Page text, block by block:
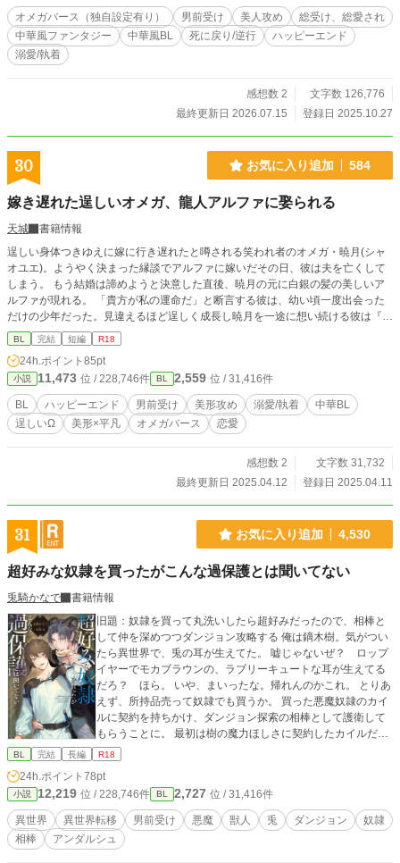
意のうちに殺された紗琰だったが、目を覚ますと即位したばかりの頃へ戻ってい
た。 誰が味方で、誰が敵だったのか。逆行前にはわからなかった真実を知った
紗琰は、自身と大切な人々を守るため、過去と同じ運命をたどらぬことを決意す
る。 同作品はムーンライトノベルズ（https://novel18.syosetu.com/n9749lg/）、
中華後宮風オメガバース。 ※後宮の妃たち（α）×皇帝（Ω）の総受けです。 ※
ハッピーエンド。 ※オメガバースの呼称は、天陽（α）、范君（β）、花紗
（Ω）と世界観に合わせて変更しています。 ※本文中、特に性描写がある場合は
＋、流血描写には＋＋をつけています。 ※閲覧はすべて自己責任でお願いいた
します。
オメガバース（独自設定有り） 男前受け 美人攻め
総受け、総愛され
中華風ファンタジー
中華風BL 死に戻り/逆行
ハッピーエンド
溺愛/執着
感想数 2
文字数 126,776
最終更新日 2026.07.15
登録日 2025.10.27
30 お気に入り追加 584
嫁き遅れた逞しいオメガ、龍人アルファに娶られる
天城
書籍情報
逞しい身体つきゆえに嫁に行き遅れたと噂される笑われ者のオメガ・暁月(シャ
オユエ)。ようやく決まった縁談でアルファに嫁いだその日、彼は夫を亡くして
しまう。 もう結婚は諦めようと決意した直後、暁月の元に白銀の髪の美しいア
ルファが現れる。 「貴方が私の運命だ」と断言する彼は、幼い頃一度出会った
だけの少年だった。見違えるほど逞しく成長し暁月を一途に想い続ける彼は『龍
人』と呼ばれる特別な存在で……。 龍と呼ばれる美しいアルファ【銀髪紅眼・
巨漢】×嫁に行くあてもなく育った逞しいオメガ【黒髪黒目・逞しい】
BL 完結 短編 R18
24h.ポイント 85pt
小説 11,473 位 / 228,746件 BL 2,559 位 / 31,416件
BL ハッピーエンド 男前受け 美形攻め 溺愛/執着
中華BL
逞しいΩ
美形×平凡 オメガバース 恋愛
感想数 2
文字数 31,732
最終更新日 2025.04.12
登録日 2025.04.11
31 お気に入り追加 4,530
超好みな奴隷を買ったがこんな過保護とは聞いてない
兎騎かなで
書籍情報
旧題：奴隷を買って丸洗いしたら超好みだったので、相棒と
して仲を深めつつダンジョン攻略する 俺は鏑木樹。気がつい
たら異世界で、兎の耳が生えてた。 嘘じゃないぜ？ ロップ
イヤーでモカブラウンの、ラブリーキュートな耳が生えてる
だろ？ ほら。 いや、まいったな。帰れんのかこれ。 とりあ
えず、所持品売って奴隷でも買うか。 買った悪魔奴隷のカイ
ルに契約を持ちかけ、ダンジョン探索の相棒として護衛して
もらうことに。 最初は樹の魔力ほしさに契約したカイルだ
が、共に過ごすうちに独占欲全開になっていく。 「コイツは
は、思わせぶりで色気たっぷりのカイルに、だんだん翻弄さ
れていく…… みたいな話です。戦闘あり、陰謀ありの世界を
かっこよく切り抜けながら、仲を深めていく二人を書いてい
きたい(初心表明) R15くらい→☆ R18→★マークを見出しに
つけます。 2023 8/27 BL4位ありがとうございます♪ 10/7 一
BL 完結 長編 R18
24h.ポイント 78pt
小説 12,219 位 / 228,746件 BL 2,727 位 / 31,416件
異世界 異世界転移 男前受け 悪魔 獣人 兎 ダンジョン
奴隷
相棒
アンダルシュ